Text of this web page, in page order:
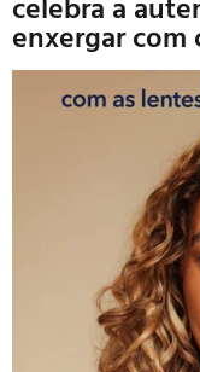
enxergar com